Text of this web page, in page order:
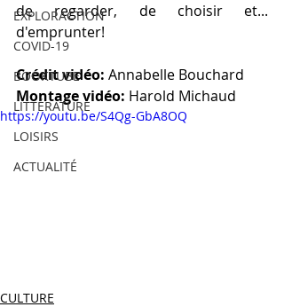
EXPLORACTION
COVID-19
BOOKTUBE
LITTÉRATURE
LOISIRS
ACTUALITÉ
de regarder, de choisir et...
d'emprunter!
Crédit vidéo: Annabelle Bouchard
Montage vidéo: Harold Michaud
https://youtu.be/S4Qg-GbA8OQ
CULTURE